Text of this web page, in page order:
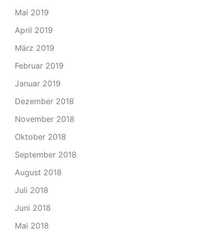
Mai 2019
April 2019
März 2019
Februar 2019
Januar 2019
Dezember 2018
November 2018
Oktober 2018
September 2018
August 2018
Juli 2018
Juni 2018
Mai 2018